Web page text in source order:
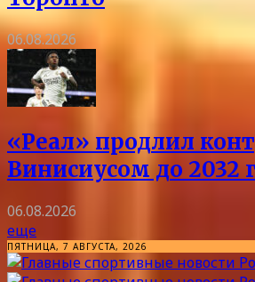
06.08.2026
«Реал» продлил
Винисиусом до 2032
06.08.2026
еще
ПЯТНИЦА, 7 АВГУСТА, 2026